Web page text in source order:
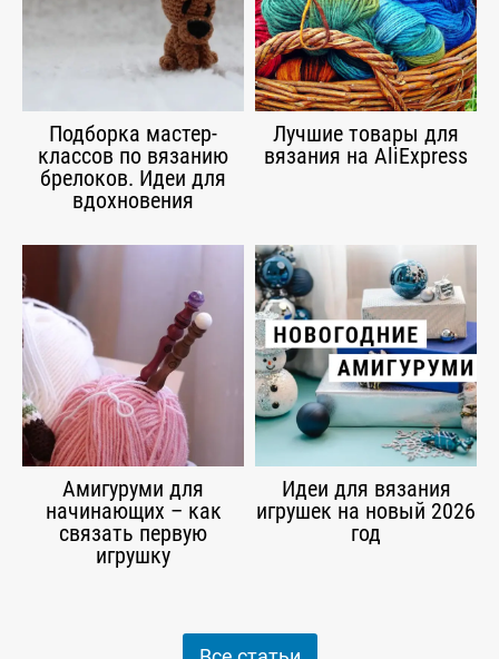
Подборка мастер-
классов по вязанию
брелоков. Идеи для
вдохновения
Лучшие товары для
вязания на AliExpress
Амигуруми для
начинающих – как
связать первую
игрушку
Идеи для вязания
игрушек на новый 2026
год